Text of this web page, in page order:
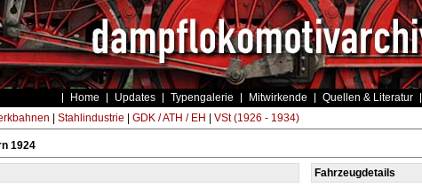
Home Updates Typengalerie Mitwirkende Quellen & Literatur
Stahlindustrie GDK / ATH / EH VSt (1926 - 1934)
1924
Fahrzeugdetails